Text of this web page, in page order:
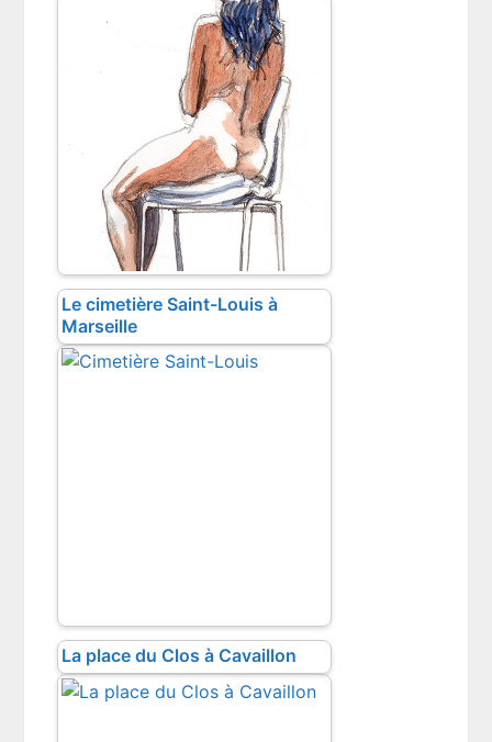
Le cimetière Saint-Louis à
Marseille
La place du Clos à Cavaillon